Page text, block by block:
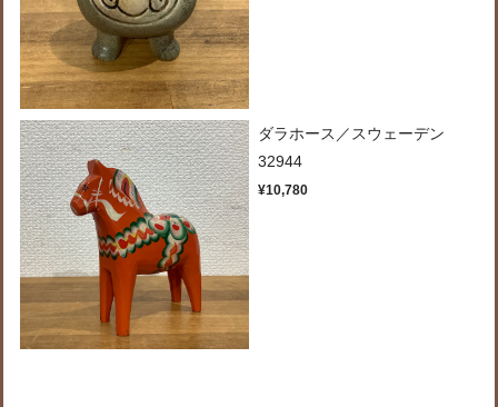
ダラホース／スウェーデン
32944
¥10,780